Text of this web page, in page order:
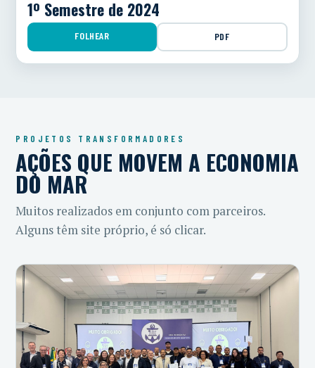
1º Semestre de 2024
FOLHEAR PDF
PROJETOS TRANSFORMADORES
AÇÕES QUE MOVEM A ECONOMIA
DO MAR
Muitos realizados em conjunto com parceiros.
Alguns têm site próprio, é só clicar.